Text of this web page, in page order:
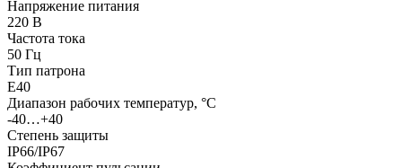
Напряжение питания
220 В
Частота тока
50 Гц
Тип патрона
Е40
Диапазон рабочих температур, °С
-40…+40
Степень защиты
IP66/IP67